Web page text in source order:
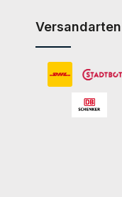
Versandarten